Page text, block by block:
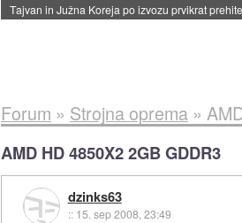
Tajvan in Južna Koreja po izvozu prvikrat
Forum » Strojna oprema»
AMD HD 4850X2 2GB GDDR3
dzinks63
:: 15. sep 2008, 23:49